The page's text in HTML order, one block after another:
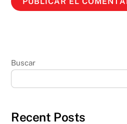
Buscar
Recent Posts